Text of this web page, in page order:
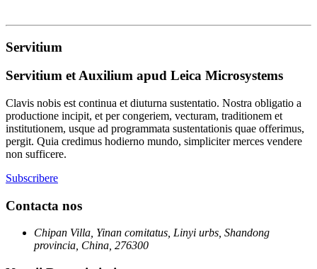
Servitium
Servitium et Auxilium apud Leica Microsystems
Clavis nobis est continua et diuturna sustentatio. Nostra obligatio a
productione incipit, et per congeriem, vecturam, traditionem et
institutionem, usque ad programmata sustentationis quae offerimus,
pergit. Quia credimus hodierno mundo, simpliciter merces vendere
non sufficere.
Subscribere
Contacta nos
Chipan Villa, Yinan comitatus, Linyi urbs, Shandong
provincia, China, 276300